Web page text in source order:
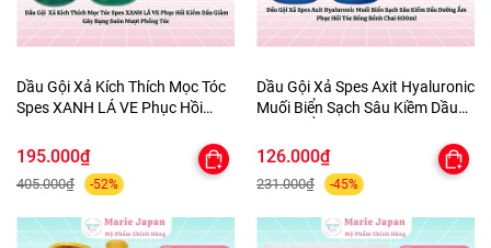
Dầu Gội Xả Kích Thích Mọc Tóc
Spes XANH LÁ VE Phục Hồi
Mượt Phồng Tóc
195.000₫
405.000₫ -52%
Dầu Gội Xả Spes Axit Hyaluronic
Muối Biển Sạch Sâu Kiềm Dầu
Bềnh Chai 600ml
126.000₫
231.000₫ -45%